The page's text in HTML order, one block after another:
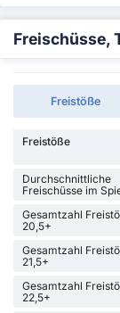
Freischüsse,
Freistöße
Freistöße
Durchschnittliche
Freischüsse im
Gesamtzahl
20,5+
Gesamtzahl
21,5+
Gesamtzahl
22,5+